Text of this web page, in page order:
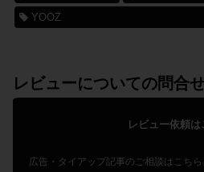
YOOZ
レビューについての問合
レビュー依頼は
広告・タイアップ記事のご相談はこちら